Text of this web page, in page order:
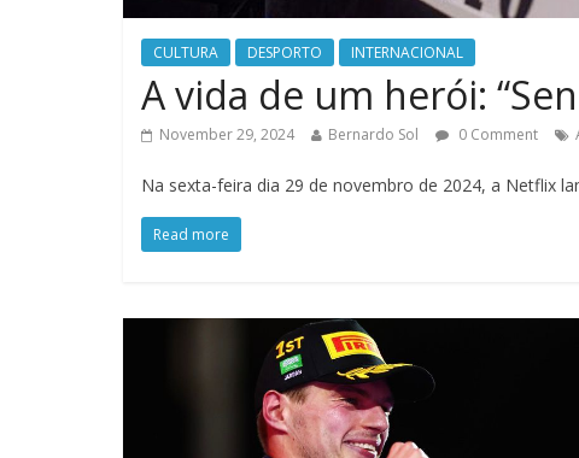
CULTURA DESPORTO INTERNACIONAL
A vida de um herói:
November 29, 2024 Bernardo Sol 0 Comment
Na sexta-feira dia 29 de novembro de 2024, a Netflix
Read more